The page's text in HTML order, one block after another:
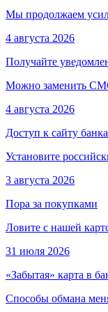
Мы продолжаем
4 августа 2026
Получайте
Можно заменить
4 августа 2026
Доступ к сайту
Установите
3 августа 2026
Пора за покупками
Ловите с нашей
31 июля 2026
«Забытая» карта в
Способы обмана